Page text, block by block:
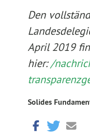
Den
April 2019
hier:/
Solides